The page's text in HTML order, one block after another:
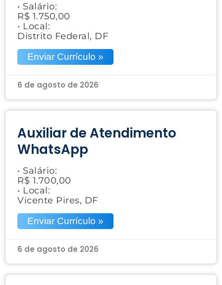
• Salário:
R$ 1.750,00
• Local:
Distrito Federal, DF
Enviar Currículo »
6 de agosto de 2026
Auxiliar de Atendimento
WhatsApp
• Salário:
R$ 1.700,00
• Local:
Vicente Pires, DF
Enviar Currículo »
6 de agosto de 2026